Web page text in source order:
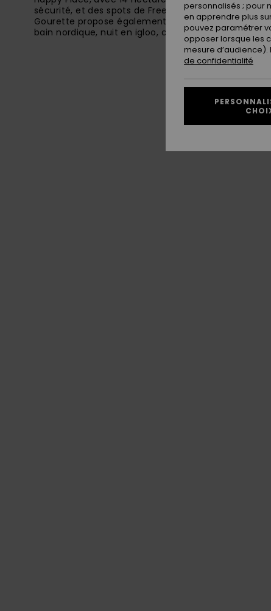
sécurité, et des spots de Freestyle et un Snowpark
Gourette propose également des activités
bain nordique, nuit en igloo, chiens de traineaux.
personnalisés ; pour
en apprendre plus
pouvez paramétrer
opposer lorsque les
mesure d’audience).
de confidentialité